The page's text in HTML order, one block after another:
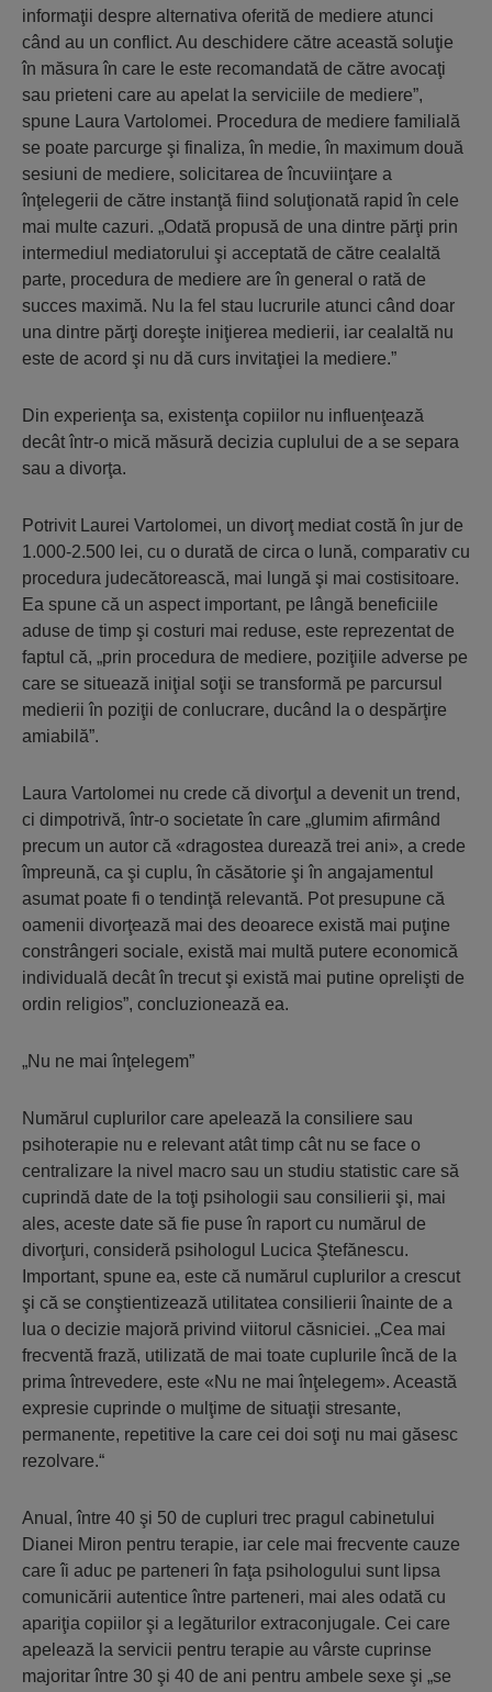
informaţii despre alternativa oferită de mediere atunci
când au un conflict. Au deschidere către această soluţie
în măsura în care le este recomandată de către avocaţi
sau prieteni care au apelat la serviciile de mediere”,
spune Laura Vartolomei. Procedura de mediere familială
se poate parcurge şi finaliza, în medie, în maximum două
sesiuni de mediere, solicitarea de încuviinţare a
înţelegerii de către instanţă fiind soluţionată rapid în cele
mai multe cazuri. „Odată propusă de una dintre părţi prin
intermediul mediatorului şi acceptată de către cealaltă
parte, procedura de mediere are în general o rată de
succes maximă. Nu la fel stau lucrurile atunci când doar
una dintre părţi doreşte iniţierea medierii, iar cealaltă nu
este de acord şi nu dă curs invitaţiei la mediere.”
Din experienţa sa, existenţa copiilor nu influenţează
decât într-o mică măsură decizia cuplului de a se separa
sau a divorţa.
Potrivit Laurei Vartolomei, un divorţ mediat costă în jur de
1.000-2.500 lei, cu o durată de circa o lună, comparativ cu
procedura judecătorească, mai lungă şi mai costisitoare.
Ea spune că un aspect important, pe lângă beneficiile
aduse de timp şi costuri mai reduse, este reprezentat de
faptul că, „prin procedura de mediere, poziţiile adverse pe
care se situează iniţial soţii se transformă pe parcursul
medierii în poziţii de conlucrare, ducând la o despărţire
amiabilă”.
Laura Vartolomei nu crede că divorţul a devenit un trend,
ci dimpotrivă, într-o societate în care „glumim afirmând
precum un autor că «dragostea durează trei ani», a crede
împreună, ca şi cuplu, în căsătorie şi în angajamentul
asumat poate fi o tendinţă relevantă. Pot presupune că
oamenii divorţează mai des deoarece există mai puţine
constrângeri sociale, există mai multă putere economică
individuală decât în trecut şi există mai putine oprelişti de
ordin religios”, concluzionează ea.
„Nu ne mai înţelegem”
Numărul cuplurilor care apelează la consiliere sau
psihoterapie nu e relevant atât timp cât nu se face o
centralizare la nivel macro sau un studiu statistic care să
cuprindă date de la toţi psihologii sau consilierii şi, mai
ales, aceste date să fie puse în raport cu numărul de
divorţuri, consideră psihologul Lucica Ştefănescu.
Important, spune ea, este că numărul cuplurilor a crescut
şi că se conştientizează utilitatea consilierii înainte de a
lua o decizie majoră privind viitorul căsniciei. „Cea mai
frecventă frază, utilizată de mai toate cuplurile încă de la
prima întrevedere, este «Nu ne mai înţelegem». Această
expresie cuprinde o mulţime de situaţii stresante,
permanente, repetitive la care cei doi soţi nu mai găsesc
rezolvare.“
Anual, între 40 şi 50 de cupluri trec pragul cabinetului
Dianei Miron pentru terapie, iar cele mai frecvente cauze
care îi aduc pe parteneri în faţa psihologului sunt lipsa
comunicării autentice între parteneri, mai ales odată cu
apariţia copiilor şi a legăturilor extraconjugale. Cei care
apelează la servicii pentru terapie au vârste cuprinse
majoritar între 30 şi 40 de ani pentru ambele sexe şi „se